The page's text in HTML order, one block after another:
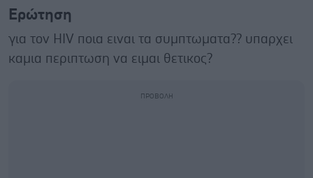
Ερώτηση
για τον HIV ποια ειναι τα συμπτωματα?? υπαρχει
καμια περιπτωση να ειμαι θετικος?